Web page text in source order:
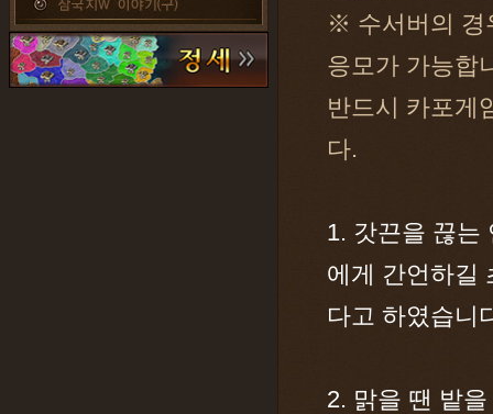
※ 수서버의 경
응모가 가능합
반드시 카포게
다.
1. 갓끈을 끊는
에게 간언하길
다고 하였습니
2. 맑을 땐 밭